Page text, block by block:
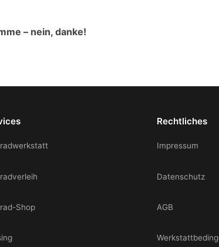
– nein, danke!
Shop
Rechtliches
Impressum
Datenschutz
AGB